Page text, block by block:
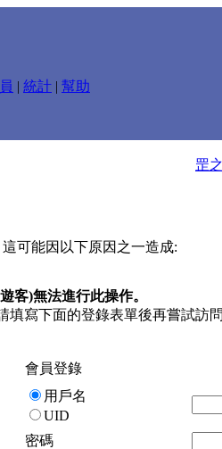
| 統計 | 幫助
罡
可能因以下原因之一造成:
客)無法進行此操作。
填寫下面的登錄表單後再嘗試訪
會員登錄
用戶名
UID
密碼